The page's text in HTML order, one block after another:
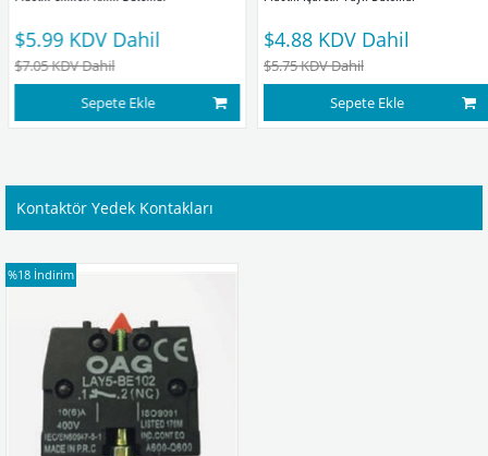
$5.99 KDV Dahil
$7.05KDV Dahil
Sepete Ekle
$4.88 KDV Dahil
$5.75KDV Dahil
Sepete Ekle
Kontaktör Yedek Kontakları
%18 İndirim